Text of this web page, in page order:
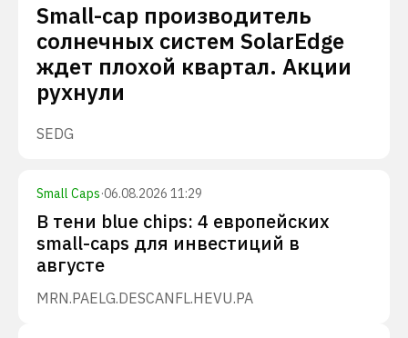
Small-cap производитель
солнечных систем SolarEdge
ждет плохой квартал. Акции
рухнули
SEDG
Small Caps·06.08.2026 11:29
В тени blue chips: 4 европейских
small-caps для инвестиций в
августе
MRN.PAELG.DESCANFL.HEVU.PA